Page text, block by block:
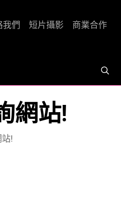
我們 短片攝影 商業合作
網站!
!